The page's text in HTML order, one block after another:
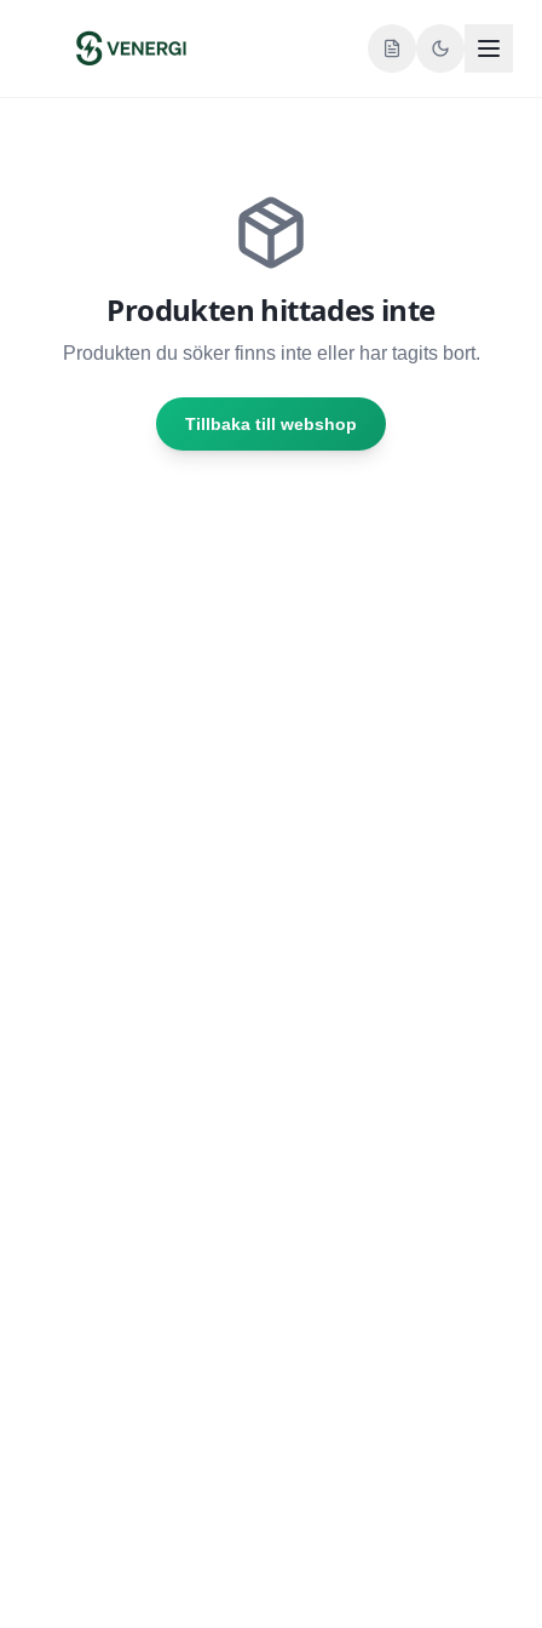
Produkten hittades inte
Produkten du söker finns inte eller har tagits bort.
Tillbaka till webshop